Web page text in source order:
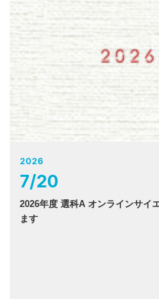
2026
7/20
2026年度 選科A オンラインサイ
ます